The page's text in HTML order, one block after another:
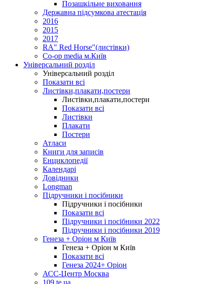
Позашкільне виховання
Державна підсумкова атестація
2016
2015
2017
RA" Red Horse"(листівки)
Co-op media м.Київ
Універсальний розділ
Універсальний розділ
Показати всі
Листівки,плакати,постери
Листівки,плакати,постери
Показати всі
Листівки
Плакати
Постери
Атласи
Книги для записів
Енциклопедії
Календарі
Довідники
Longman
Підручники і посібники
Підручники і посібники
Показати всі
Підручники і посібники 2022
Підручники і посібники 2019
Генеза + Оріон м Київ
Генеза + Оріон м Київ
Показати всі
Генеза 2024+ Оріон
АСС-Центр Москва
109.te.ua